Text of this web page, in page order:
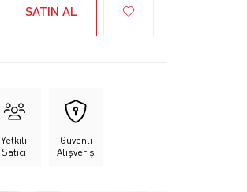
SATIN AL
Yetkili
Satıcı
Güvenli
Alışveriş